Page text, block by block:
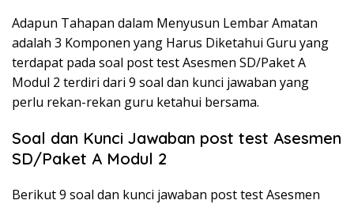
Adapun Tahapan dalam Menyusun Lembar Amatan
adalah 3 Komponen yang Harus Diketahui Guru yang
terdapat pada soal post test Asesmen SD/Paket A
Modul 2 terdiri dari 9 soal dan kunci jawaban yang
perlu rekan-rekan guru ketahui bersama.
Soal dan Kunci Jawaban post test Asesmen
SD/Paket A Modul 2
Berikut 9 soal dan kunci jawaban post test Asesmen